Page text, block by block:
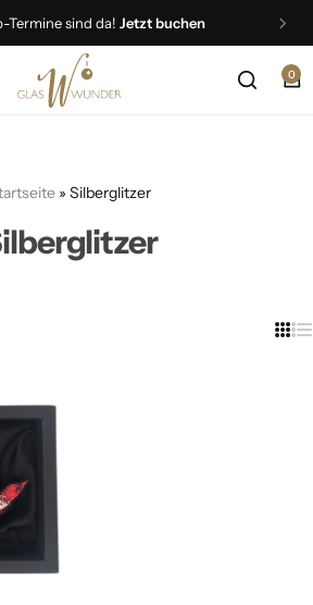
Termine sind da! Jetzt buchen
0
» Silberglitzer